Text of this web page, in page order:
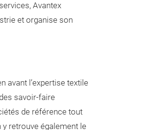
Avantex
et organise son
avant l’expertise textile
savoir-faire
de référence tout
retrouve également le